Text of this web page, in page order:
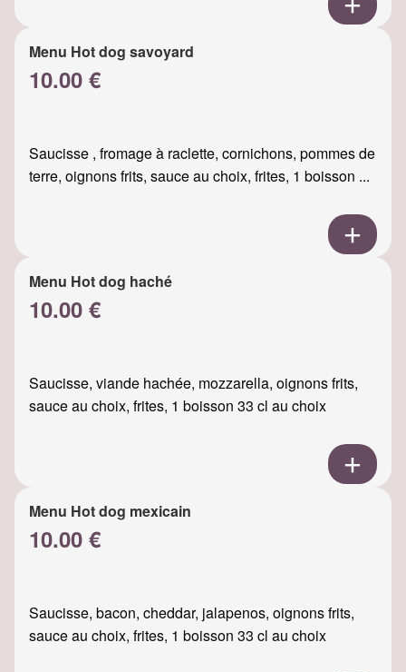
Menu Hot dog savoyard
10.00 €
Saucisse , fromage à raclette, cornichons, pommes de
terre, oignons frits, sauce au choix, frites, 1 boisson ...
Menu Hot dog haché
10.00 €
Saucisse, viande hachée, mozzarella, oignons frits,
sauce au choix, frites, 1 boisson 33 cl au choix
Menu Hot dog mexicain
10.00 €
Saucisse, bacon, cheddar, jalapenos, oignons frits,
sauce au choix, frites, 1 boisson 33 cl au choix